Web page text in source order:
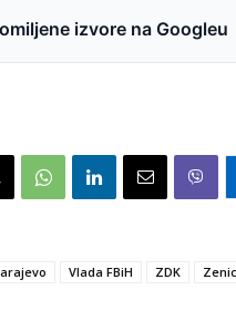
izvore na Googleu
Vlada FBiH ZDK